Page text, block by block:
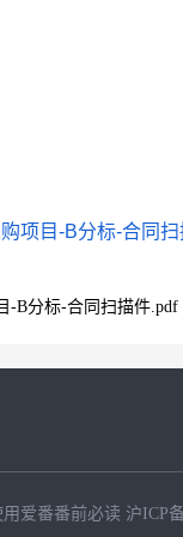
项目-B分标-合同
-B分标-合同扫描件.pdf
用爱番番前必读 沪ICP